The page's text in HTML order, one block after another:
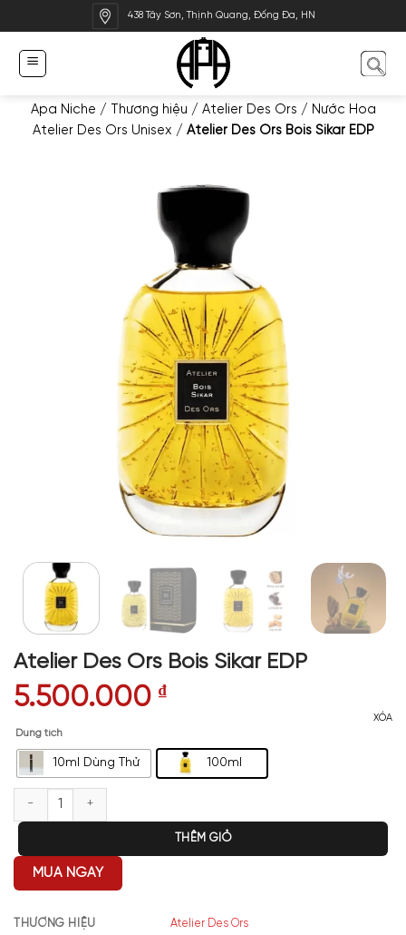
qua
dung
438 Tây Sơn, Thịnh Quang, Đống Đa, HN
Apa Niche / Thương hiệu / Atelier Des Ors / Nước Hoa
Atelier Des Ors Unisex / Atelier Des Ors Bois Sikar EDP
Atelier Des Ors Bois Sikar EDP
5.500.000 ₫
Dung tích
10ml Dùng Thử 100ml
XÓA
Atelier Des Ors Bois Sikar EDP số lượng
THÊM GIỎ
MUA NGAY
THƯƠNG HIỆU Atelier Des Ors